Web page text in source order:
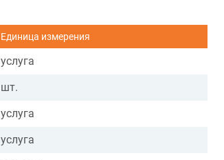
Единица измерения
услуга
шт.
услуга
услуга